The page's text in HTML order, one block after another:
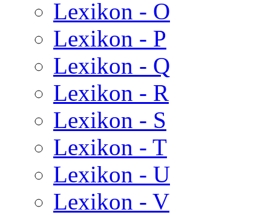
Lexikon - O
Lexikon - P
Lexikon - Q
Lexikon - R
Lexikon - S
Lexikon - T
Lexikon - U
Lexikon - V